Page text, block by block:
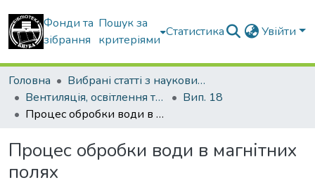
Фонди та
зібрання
Пошук за
критеріями
Статистика Увійти
Головна
Вибрані статті з наукових збірників КНУБА
Вентиляція, освітлення та теплогазопостачання
Вип. 18
Процес обробки води в магнітних полях
Процес обробки води в магнітних
полях